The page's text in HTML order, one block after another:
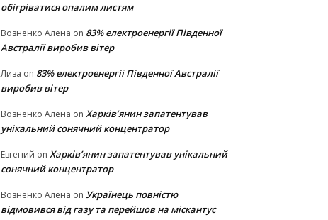
обігріватися опалим листям
Возненко Алена on 83% електроенергії Південної
Австралії виробив вітер
Лиза on 83% електроенергії Південної Австралії
виробив вітер
Возненко Алена on Харків’янин запатентував
унікальний сонячний концентратор
Евгений on Харків’янин запатентував унікальний
сонячний концентратор
Возненко Алена on Українець повністю
відмовився від газу та перейшов на міскантус